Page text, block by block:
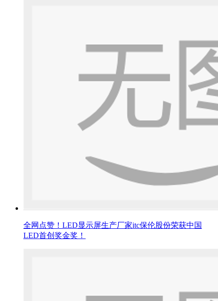
全网点赞！LED显示屏生产厂家itc保伦股份荣获中国
LED首创奖金奖！